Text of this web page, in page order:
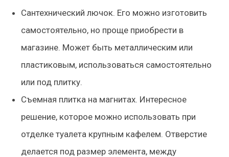
Сантехнический лючок. Его можно изготовить
самостоятельно, но проще приобрести в
магазине. Может быть металлическим или
пластиковым, использоваться самостоятельно
или под плитку.
Съемная плитка на магнитах. Интересное
решение, которое можно использовать при
отделке туалета крупным кафелем. Отверстие
делается под размер элемента, между